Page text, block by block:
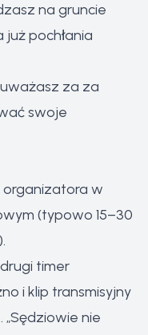
na gruncie
pochłania
za za
swoje
organizatora w
(typowo 15–30
timer
i klip transmisyjny
nie